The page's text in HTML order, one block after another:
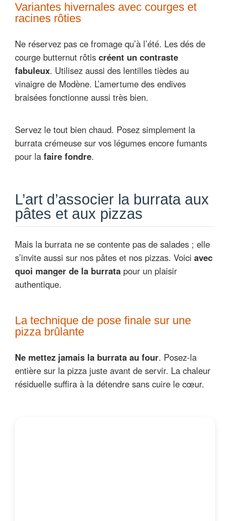
Variantes hivernales avec courges et
racines rôties
Ne réservez pas ce fromage qu’à l’été. Les dés de
courge butternut rôtis créent un contraste
fabuleux. Utilisez aussi des lentilles tièdes au
vinaigre de Modène. L’amertume des endives
braisées fonctionne aussi très bien.
Servez le tout bien chaud. Posez simplement la
burrata crémeuse sur vos légumes encore fumants
pour la faire fondre.
L’art d’associer la burrata aux
pâtes et aux pizzas
Mais la burrata ne se contente pas de salades ; elle
s’invite aussi sur nos pâtes et nos pizzas. Voici avec
quoi manger de la burratapour un plaisir
authentique.
La technique de pose finale sur une
pizza brûlante
Ne mettez jamais la burrata au four. Posez-la
entière sur la pizza juste avant de servir. La chaleur
résiduelle suffira à la détendre sans cuire le cœur.